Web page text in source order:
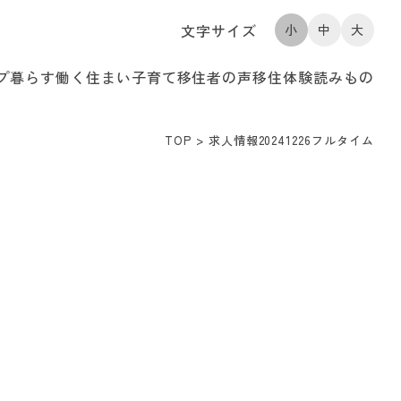
文字サイズ 小 中 大
暮らす働く 住まい子育て移住者の声移住体験読みもの
TOP > 求人情報20241226フルタイム